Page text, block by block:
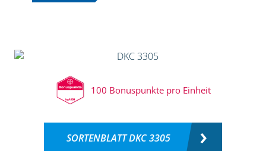
100 Bonuspunkte pro Einheit
SORTENBLATT DKC 3305